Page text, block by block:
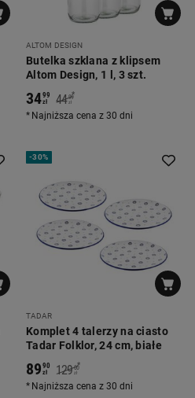
ALTOM DESIGN
Butelka szklana z klipsem
Altom Design, 1 l, 3 szt.
3499
zł 44 99
zł
*
Najniższa cena z 30 dni
-30%
TADAR
Komplet 4 talerzy na ciasto
Tadar Folklor, 24 cm, białe
8990
zł 129 00
zł
*
Najniższa cena z 30 dni